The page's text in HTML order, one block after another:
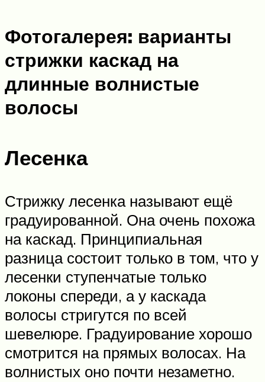
Фотогалерея: варианты
стрижки каскад на
длинные волнистые
волосы
Лесенка
Стрижку лесенка называют ещё
градуированной. Она очень похожа
на каскад. Принципиальная
разница состоит только в том, что у
лесенки ступенчатые только
локоны спереди, а у каскада
волосы стригутся по всей
шевелюре. Градуирование хорошо
смотрится на прямых волосах. На
волнистых оно почти незаметно.